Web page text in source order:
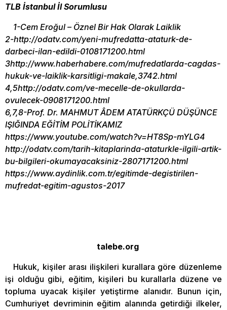
TLB İstanbul İl Sorumlusu
1-Cem Eroğul – Öznel Bir Hak Olarak Laiklik
2-http://odatv.com/yeni-mufredatta-ataturk-de-
darbeci-ilan-edildi-0108171200.html
3http://www.haberhabere.com/mufredatlarda-cagdas-
hukuk-ve-laiklik-karsitligi-makale,3742.html
4,5http://odatv.com/ve-mecelle-de-okullarda-
ovulecek-0908171200.html
6,7,8-Prof. Dr. MAHMUT ÂDEM ATATÜRKÇÜ DÜŞÜNCE
IŞIĞINDA EĞİTİM POLİTİKAMIZ
https://www.youtube.com/watch?v=HT8Sp-mYLG4
http://odatv.com/tarih-kitaplarinda-ataturkle-ilgili-artik-
bu-bilgileri-okumayacaksiniz-2807171200.html
https://www.aydinlik.com.tr/egitimde-degistirilen-
mufredat-egitim-agustos-2017
talebe.org
Hukuk, kişiler arası ilişkileri kurallara göre düzenleme
işi olduğu gibi, eğitim, kişileri bu kurallarla düzene ve
topluma uyacak kişiler yetiştirme alanıdır. Bunun için,
Cumhuriyet devriminin eğitim alanında getirdiği ilkeler,